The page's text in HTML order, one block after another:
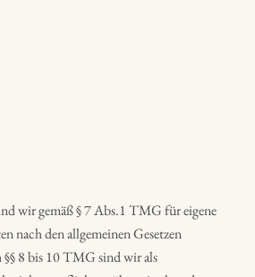
wir gemäß § 7 Abs.1 TMG für eigene
nach den allgemeinen Gesetzen
8 bis 10 TMG sind wir als